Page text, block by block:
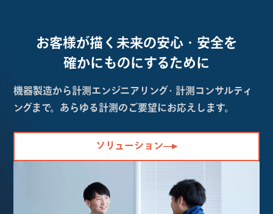
お客様が描く未来の安心・安全を
確かにものにするために
機器製造から計測エンジニアリング・計測コンサルティ
ングまで。あらゆる計測のご要望にお応えします。
ソリューション